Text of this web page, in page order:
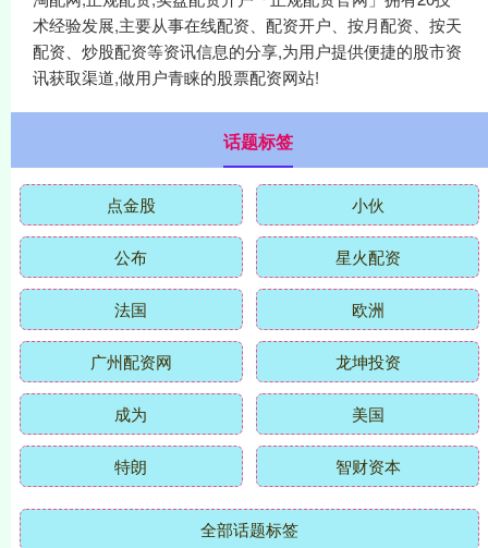
术经验发展,主要从事在线配资、配资开户、按月配资、按天
配资、炒股配资等资讯信息的分享,为用户提供便捷的股市资
讯获取渠道,做用户青睐的股票配资网站!
话题标签
点金股 小伙
公布 星火配资
法国 欧洲
广州配资网 龙坤投资
成为 美国
特朗 智财资本
全部话题标签